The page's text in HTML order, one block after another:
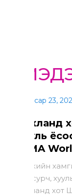
1 сар 23,
Аукланд
хууль
ICMA
Дэлхийн
хэл сурч,
Аукланд хот